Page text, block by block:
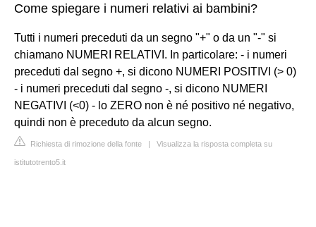
Come spiegare i numeri relativi ai bambini?
Tutti i numeri preceduti da un segno "+" o da un "-" si
chiamano NUMERI RELATIVI. In particolare: - i numeri
preceduti dal segno +, si dicono NUMERI POSITIVI (> 0)
- i numeri preceduti dal segno -, si dicono NUMERI
NEGATIVI (<0) - lo ZERO non è né positivo né negativo,
quindi non è preceduto da alcun segno.
Richiesta di rimozione della fonte | Visualizza la risposta completa su
istitutotrento5.it